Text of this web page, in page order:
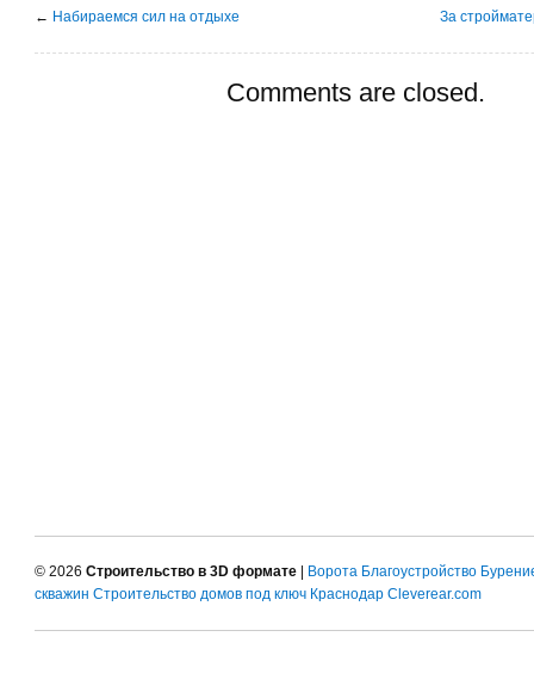
← Набираемся сил на отдыхе За
Comments are closed.
© 2026 Строительство в 3D формате | Ворота Благоустройство
скважин Строительство домов под ключ Краснодар Cleverear.com